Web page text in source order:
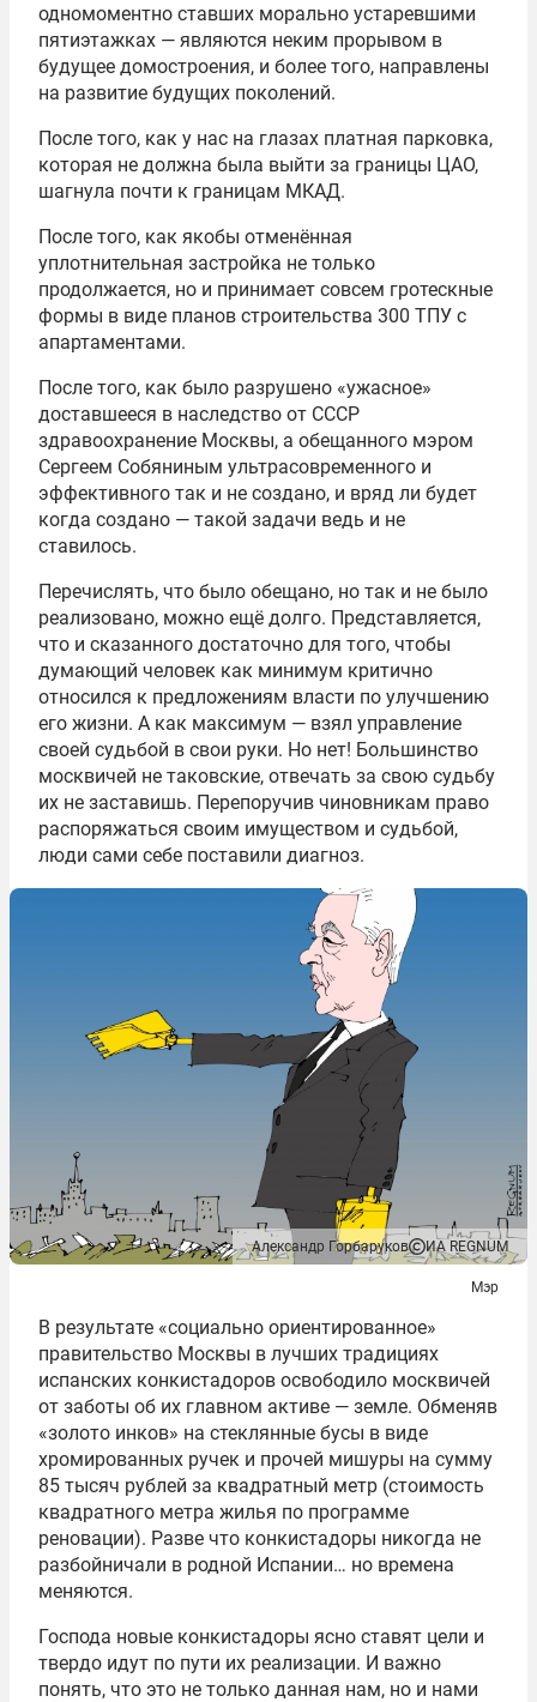
одномоментно ставших морально устаревшими
пятиэтажках — являются неким прорывом в
будущее домостроения, и более того, направлены
на развитие будущих поколений.
После того, как у нас на глазах платная парковка,
которая не должна была выйти за границы ЦАО,
шагнула почти к границам МКАД.
После того, как якобы отменённая
уплотнительная застройка не только
продолжается, но и принимает совсем гротескные
формы в виде планов строительства 300 ТПУ с
апартаментами.
После того, как было разрушено «ужасное»
доставшееся в наследство от СССР
здравоохранение Москвы, а обещанного мэром
Сергеем Собяниным ультрасовременного и
эффективного так и не создано, и вряд ли будет
когда создано — такой задачи ведь и не
ставилось.
Перечислять, что было обещано, но так и не было
реализовано, можно ещё долго. Представляется,
что и сказанного достаточно для того, чтобы
думающий человек как минимум критично
относился к предложениям власти по улучшению
его жизни. А как максимум — взял управление
своей судьбой в свои руки. Но нет! Большинство
москвичей не таковские, отвечать за свою судьбу
их не заставишь. Перепоручив чиновникам право
распоряжаться своим имуществом и судьбой,
люди сами себе поставили диагноз.
Александр Горбаруков ИА REGNUM
Мэр
В результате «социально ориентированное»
правительство Москвы в лучших традициях
испанских конкистадоров освободило москвичей
от заботы об их главном активе — земле. Обменяв
«золото инков» на стеклянные бусы в виде
хромированных ручек и прочей мишуры на сумму
85 тысяч рублей за квадратный метр (стоимость
квадратного метра жилья по программе
реновации). Разве что конкистадоры никогда не
разбойничали в родной Испании… но времена
меняются.
Господа новые конкистадоры ясно ставят цели и
твердо идут по пути их реализации. И важно
понять, что это не только данная нам, но и нами